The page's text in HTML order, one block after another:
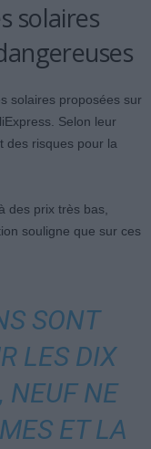
solaires
solaires proposées sur
Selon leur
des risques pour la
des prix très bas,
souligne que sur ces
SONT
LES DIX
NEUF NE
ET LA